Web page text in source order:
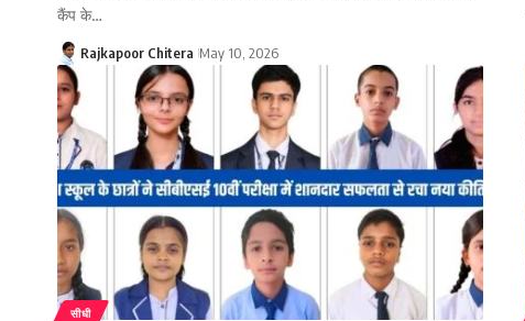
कैंप के…
Rajkapoor Chitera May 10, 2026
सीधी